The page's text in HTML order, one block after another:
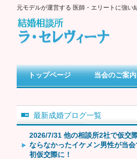
元モデルが運営する 医師・エリートに強い
トップページ 当会のご案内
最新成婚ブログ一覧
2026/7/31 他の相談所2社で仮交
ならなかったイケメン男性が当会
初仮交際に！